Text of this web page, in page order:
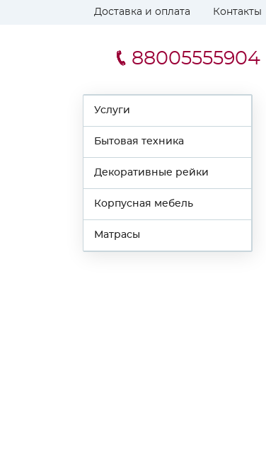
Доставка и оплата Контакты
88005555904
Услуги
Бытовая техника
Декоративные рейки
Корпусная мебель
Матрасы